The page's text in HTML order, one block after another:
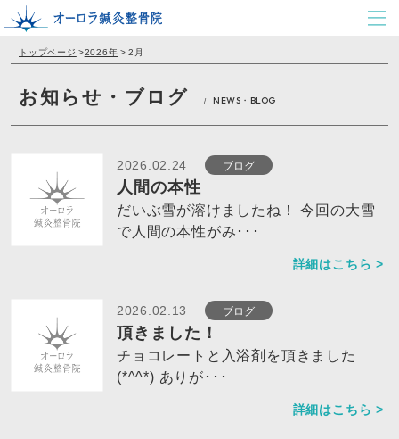
トップページ >2026年 > 2月
お知らせ・ブログ / NEWS・BLOG
2026.02.24 ブログ
人間の本性
だいぶ雪が溶けましたね！ 今回の大雪
で人間の本性がみ･･･
詳細はこちら >
2026.02.13 ブログ
頂きました！
チョコレートと入浴剤を頂きました
(*^^*) ありが･･･
詳細はこちら >